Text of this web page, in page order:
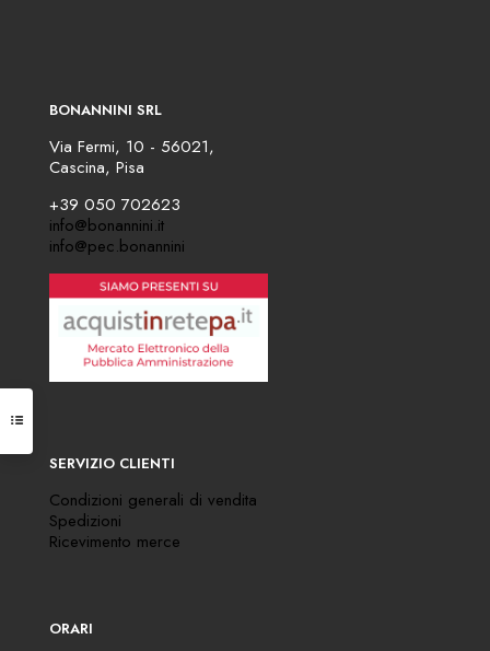
BONANNINI SRL
Via Fermi, 10 - 56021,
Cascina, Pisa
+39 050 702623
info@bonannini.it
info@pec.bonannini
SERVIZIO CLIENTI
Condizioni generali di vendita
Spedizioni
Ricevimento merce
ORARI